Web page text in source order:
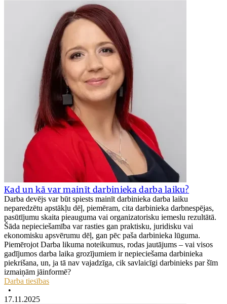
Kad un kā var mainīt darbinieka darba laiku?
Darba devējs var būt spiests mainīt darbinieka darba laiku
neparedzētu apstākļu dēļ, piemēram, cita darbinieka darbnespējas,
pasūtījumu skaita pieauguma vai organizatorisku iemeslu rezultātā.
Šāda nepieciešamība var rasties gan praktisku, juridisku vai
ekonomisku apsvērumu dēļ, gan pēc paša darbinieka lūguma.
Piemērojot Darba likuma noteikumus, rodas jautājums – vai visos
gadījumos darba laika grozījumiem ir nepieciešama darbinieka
piekrišana, un, ja tā nav vajadzīga, cik savlaicīgi darbinieks par šīm
izmaiņām jāinformē?
Darba tiesības
•
17.11.2025